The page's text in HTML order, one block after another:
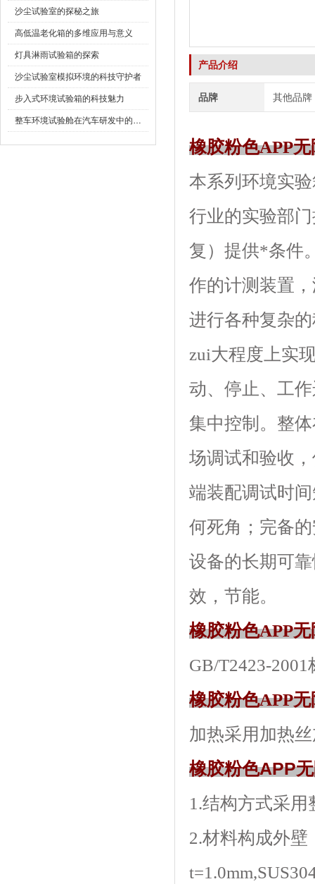
沙尘试验室的探秘之旅
高低温老化箱的多维应用与意义
灯具淋雨试验箱的探索
沙尘试验室模拟环境的科技守护者
步入式环境试验箱的科技魅力
整车环境试验舱在汽车研发中的作用
产品介绍
品牌 其他品牌
橡胶粉色APP
本系列环境实验
行业的实验部门
复）提供*条件
作的计测装置
进行各种复杂的程
zui大程度上实现
动、停止、
集中控制。整
场调试和验收
端装配调试时间短
何死角；完备
设备的长期可靠
效，节能。
橡胶粉色APP
GB/T2423-2001
橡胶粉色APP
加热采用加热丝
橡胶粉色APP
1.结构方式采用整
2.材料构成外壁
t=1.0mm,SUS304